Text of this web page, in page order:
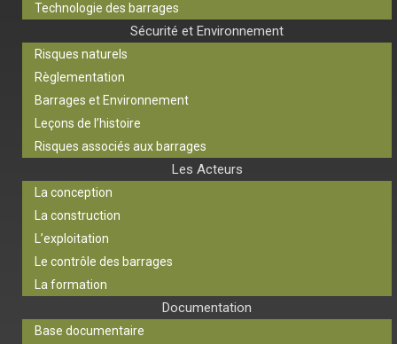
Technologie des barrages
Sécurité et Environnement
Risques naturels
Règlementation
Barrages et Environnement
Leçons de l’histoire
Risques associés aux barrages
Les Acteurs
La conception
La construction
L’exploitation
Le contrôle des barrages
La formation
Documentation
Base documentaire